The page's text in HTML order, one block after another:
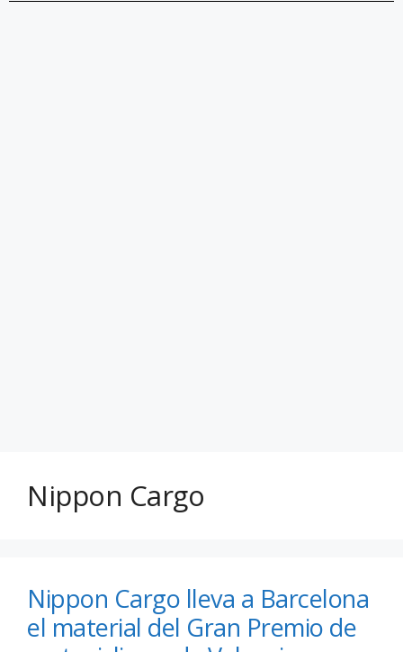
Nippon Cargo
Nippon Cargo lleva a Barcelona
el material del Gran Premio de